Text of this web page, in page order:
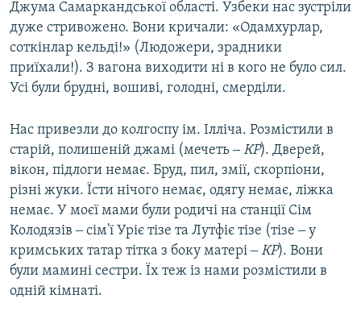
Джума Самаркандської області. Узбеки нас зустріли
дуже стривожено. Вони кричали: «Одамхурлар,
соткінлар кельді!» (Людожери, зрадники
приїхали!). З вагона виходити ні в кого не було сил.
Усі були брудні, вошиві, голодні, смерділи.
Нас привезли до колгоспу ім. Ілліча. Розмістили в
старій, полишеній джамі (мечеть ‒КР). Дверей,
вікон, підлоги немає. Бруд, пил, змії, скорпіони,
різні жуки. Їсти нічого немає, одягу немає, ліжка
немає. У моєї мами були родичі на станції Сім
Колодязів ‒ сім'ї Уріє тізе та Лутфіє тізе (тізе ‒ у
кримських татар тітка з боку матері ‒КР). Вони
були мамині сестри. Їх теж із нами розмістили в
одній кімнаті.